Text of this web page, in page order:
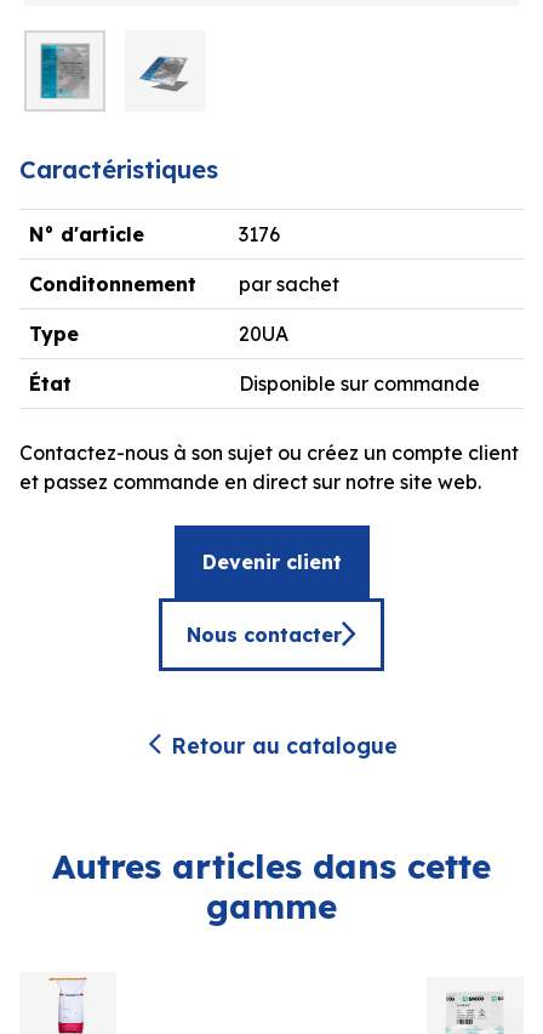
Caractéristiques
N° d'article 3176
Conditonnement par sachet
Type 20UA
État Disponible sur commande
Contactez-nous à son sujet ou créez un compte client
et passez commande en direct sur notre site web.
Devenir client
Nous contacter
Retour au catalogue
Autres articles dans cette
gamme